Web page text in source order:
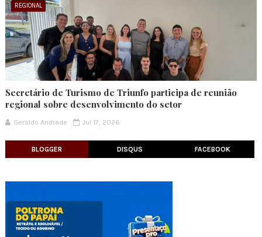
REGIONAL
Secretário de Turismo de Triunfo participa de reunião
regional sobre desenvolvimento do setor
Geraldo Andrade Jul 17, 2026
BLOGGER DISQUS FACEBOOK